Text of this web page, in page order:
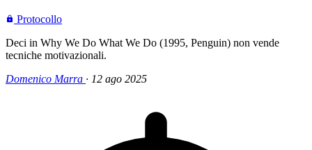
Protocollo
Deci in Why We Do What We Do (1995, Penguin) non vende
tecniche motivazionali.
Domenico Marra · 12 ago 2025